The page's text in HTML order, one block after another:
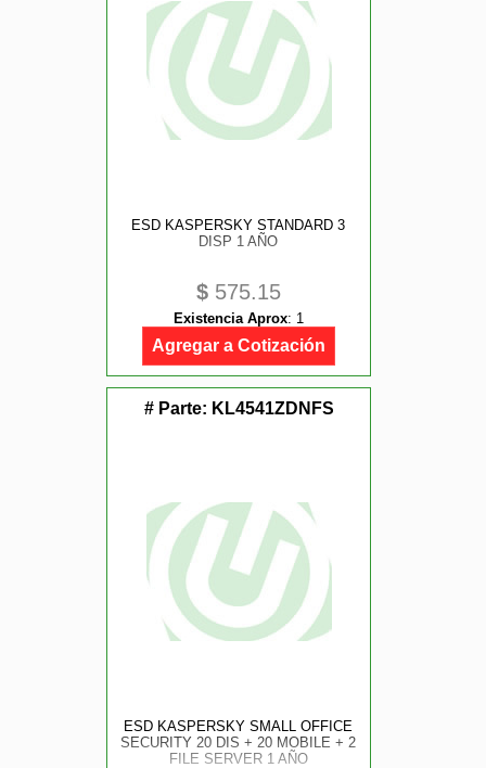
ESD KASPERSKY STANDARD 3
DISP 1 AÑO
$ 575.15
Existencia Aprox: 1
Agregar a Cotización
# Parte: KL4541ZDNFS
ESD KASPERSKY SMALL OFFICE
SECURITY 20 DIS + 20 MOBILE + 2
FILE SERVER 1 AÑO